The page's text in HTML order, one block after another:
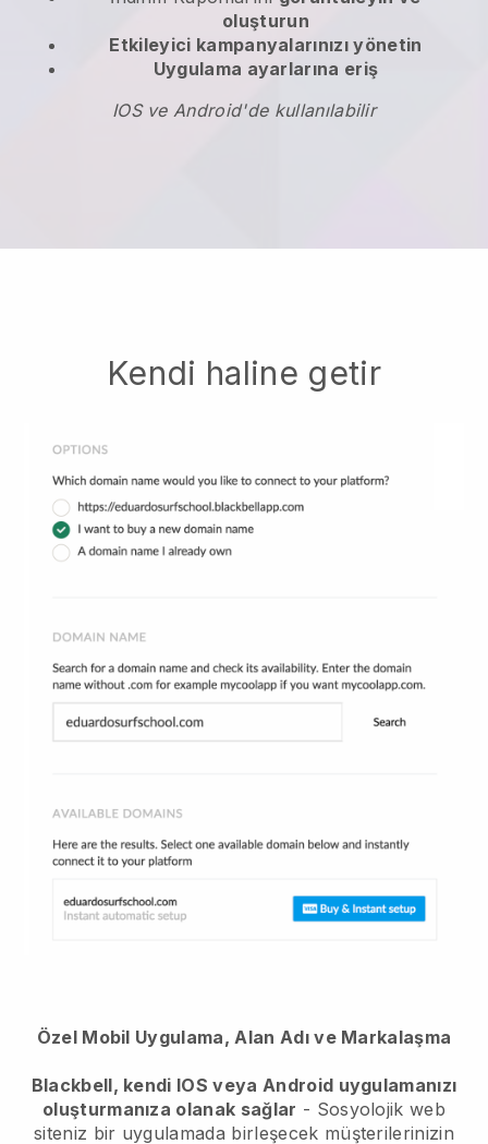
oluşturun
Etkileyici kampanyalarınızı yönetin
Uygulama ayarlarına eriş
IOS ve Android'de kullanılabilir
Kendi haline getir
Özel Mobil Uygulama, Alan Adı ve Markalaşma
Blackbell, kendi IOS veya Android uygulamanızı
oluşturmanıza olanak sağlar - Sosyolojik web
siteniz bir uygulamada birleşecek müşterilerinizin